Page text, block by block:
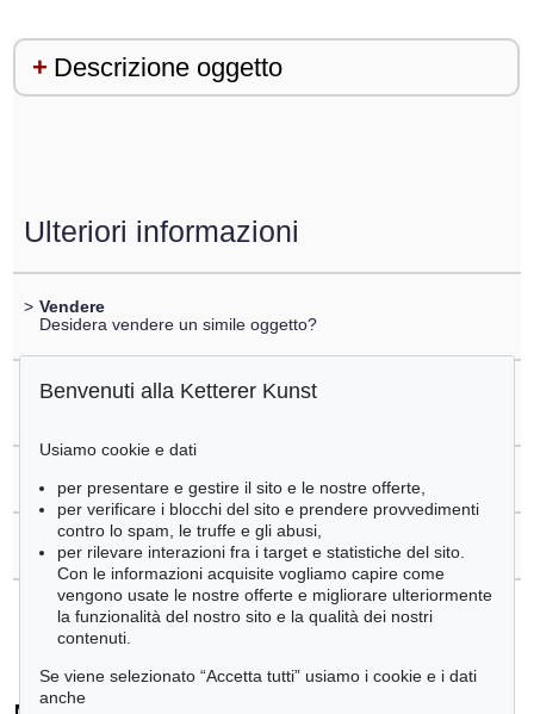
Descrizione oggetto
Ulteriori informazioni
> Vendere
Desidera vendere un simile oggetto?
Registrare di
Contattare esperti
Benvenuti alla Ketterer Kunst
Usiamo cookie e dati
per presentare e gestire il sito e le nostre offerte,
per verificare i blocchi del sito e prendere provvedimenti
contro lo spam, le truffe e gli abusi,
per rilevare interazioni fra i target e statistiche del sito.
Con le informazioni acquisite vogliamo capire come
vengono usate le nostre offerte e migliorare ulteriormente
la funzionalità del nostro sito e la qualità dei nostri
contenuti.
Se viene selezionato “Accetta tutti” usiamo i cookie e i dati
anche